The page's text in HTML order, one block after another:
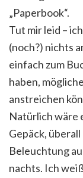
„Paperbook“.
Tut mir leid –
(noch?) nichts
einfach zum
haben,
anstreichen
Natürlich wäre
Gepäck,
Beleuchtung
nachts. Ich